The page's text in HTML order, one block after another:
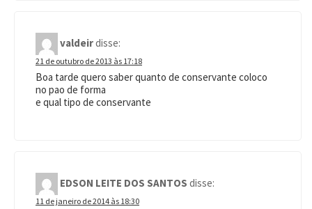
valdeirdisse:
21 de outubro de 2013 às 17:18
Boa tarde quero saber quanto de conservante coloco
no pao de forma
e qual tipo de conservante
EDSON LEITE DOS SANTOS disse:
11 de janeiro de 2014 às 18:30